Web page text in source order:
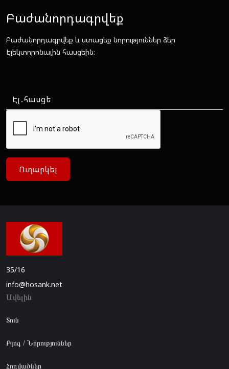
Բաժանորդագրվեք
Բաժանորդագրվեք և ստացեք նորություններ ձեր
Էլեկտորոնային հասցեին։
Ուղարկել
35/16
info@hosank.net
Ավելին
Տուն
Բլոգ / Նորություններ
Հոդվածներ